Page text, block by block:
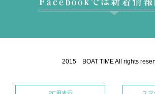
2015 BOAT TIME All rights
PC用表示 スマ